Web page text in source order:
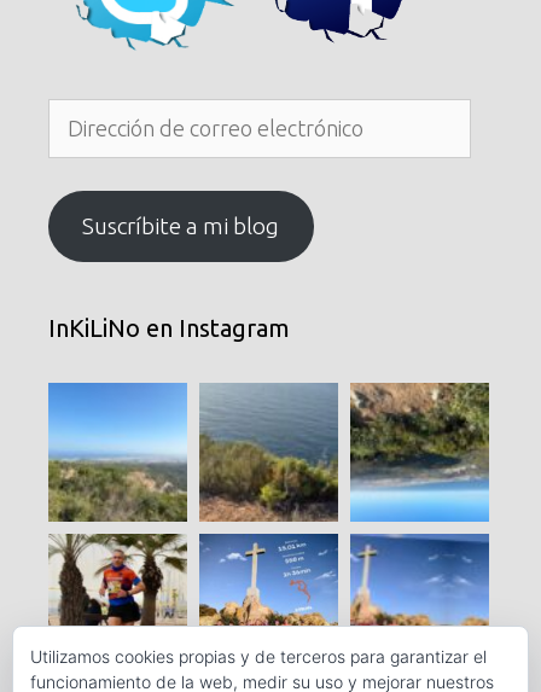
electrónico
Suscríbite a mi blog
InKiLiNo en Instagram
Utilizamos cookies propias y de terceros para garantizar el
funcionamiento de la web, medir su uso y mejorar nuestros